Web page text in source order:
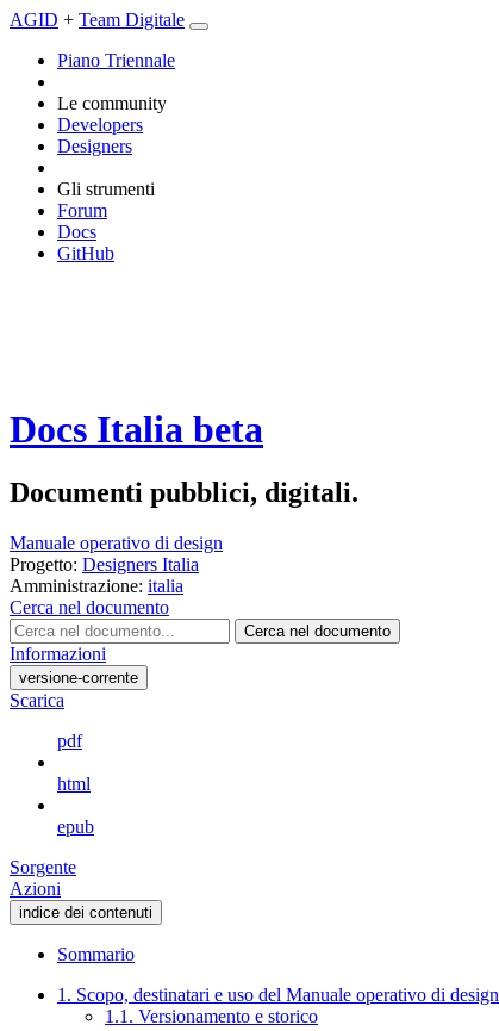
AGID + Team Digitale
Piano Triennale
Le community
Developers
Designers
Gli strumenti
Forum
Docs
GitHub
Docs Italia beta
Documenti pubblici, digitali.
Manuale operativo di design
Progetto: Designers Italia
Amministrazione: italia
Cerca nel documento
Cerca nel documento
Informazioni
versione-corrente
Scarica
pdf
html
epub
Sorgente
Azioni
indice dei contenuti
Sommario
1. Scopo, destinatari e uso del Manuale operativo di design
1.1. Versionamento e storico